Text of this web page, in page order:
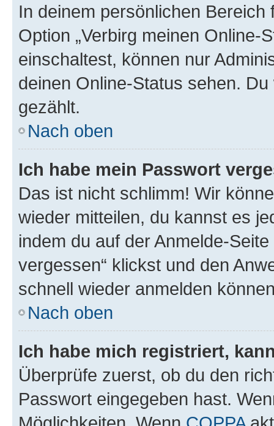
In deinem persönlichen
Option „Verbirg meinen Online-
einschaltest, können nur
deinen Online-Status sehen.
gezählt.
Nach oben
Ich habe mein Passwort
Das ist nicht schlimm! Wir
wieder mitteilen, du kannst es
indem du auf der Anmelde-
vergessen“ klickst und den
schnell wieder anmelden
Nach oben
Ich habe mich registriert,
Überprüfe zuerst, ob du den
Passwort eingegeben hast.